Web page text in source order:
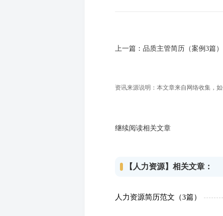
上一篇： 品质主管简历（案例3篇）
资讯来源说明：本文章来自网络收集，
继续阅读相关文章
【人力资源】相关文章：
人力资源简历范文（3篇）